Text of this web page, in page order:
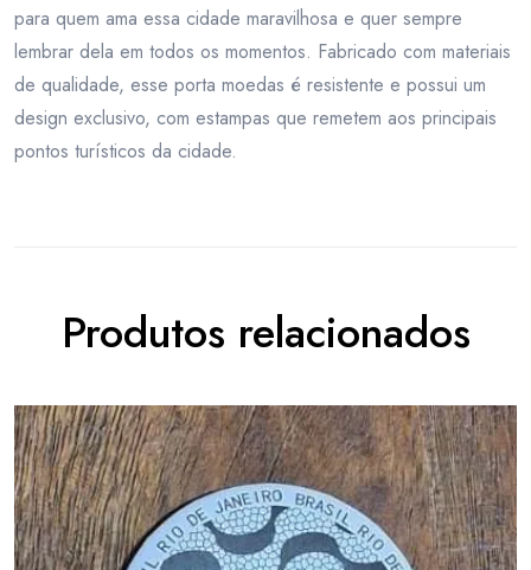
para quem ama essa cidade maravilhosa e quer sempre
lembrar dela em todos os momentos. Fabricado com materiais
de qualidade, esse porta moedas é resistente e possui um
design exclusivo, com estampas que remetem aos principais
pontos turísticos da cidade.
Produtos relacionados